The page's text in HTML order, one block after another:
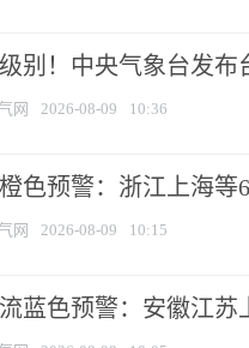
别！中央气象台发布
网 2026-08-09 10:36
色预警：浙江上海等
网 2026-08-09 10:15
蓝色预警：安徽江苏